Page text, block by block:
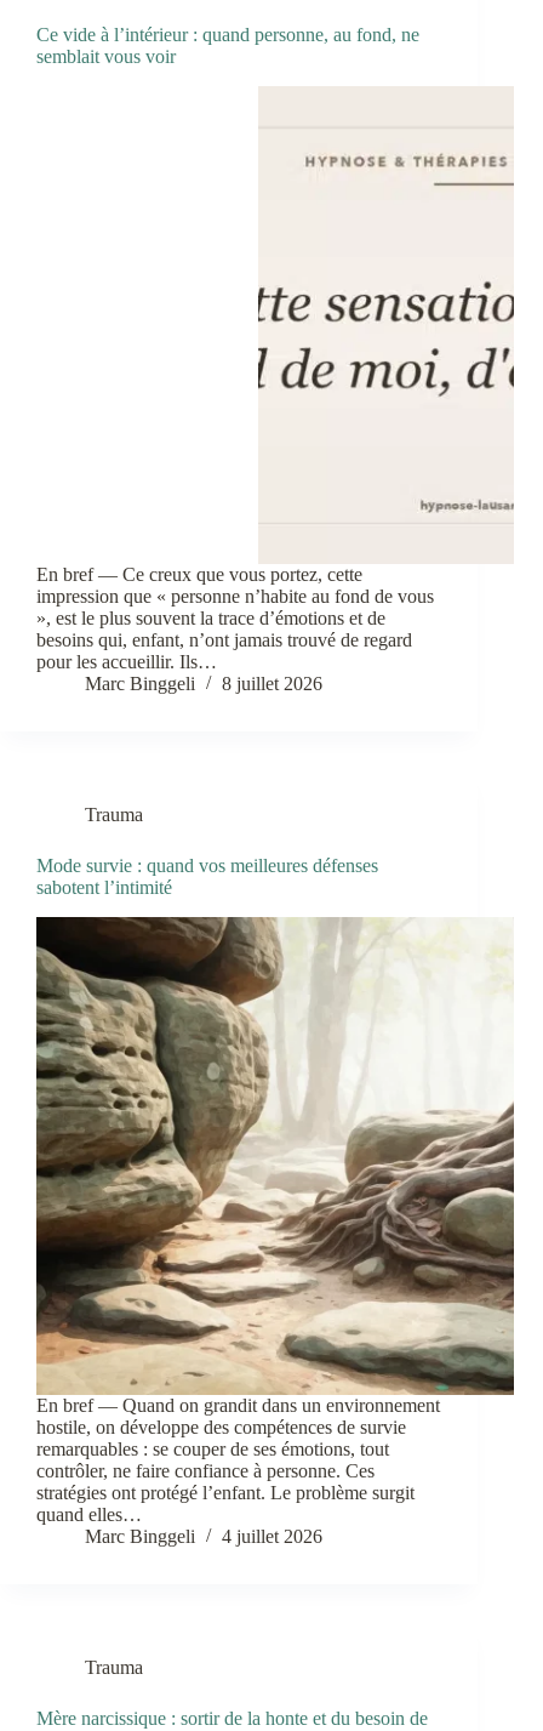
Ce vide à l’intérieur : quand personne, au fond, ne
semblait vous voir
En bref — Ce creux que vous portez, cette
impression que « personne n’habite au fond de vous
», est le plus souvent la trace d’émotions et de
besoins qui, enfant, n’ont jamais trouvé de regard
pour les accueillir. Ils…
Marc Binggeli
8 juillet 2026
Trauma
Mode survie : quand vos meilleures défenses
sabotent l’intimité
En bref — Quand on grandit dans un environnement
hostile, on développe des compétences de survie
remarquables : se couper de ses émotions, tout
contrôler, ne faire confiance à personne. Ces
stratégies ont protégé l’enfant. Le problème surgit
quand elles…
Marc Binggeli
4 juillet 2026
Trauma
Mère narcissique : sortir de la honte et du besoin de